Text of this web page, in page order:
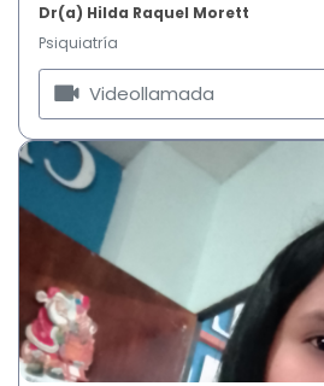
Dr(a) Hilda Raquel Morett
Psiquiatría
Videollamada